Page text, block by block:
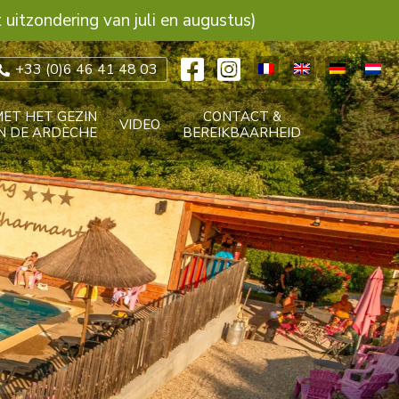
van juli en augustus)
+33 (0)6 46 41 48 03
HET GEZIN
DE ARDÈCHE
VIDEO
CONTACT &
BEREIKBAARHEID